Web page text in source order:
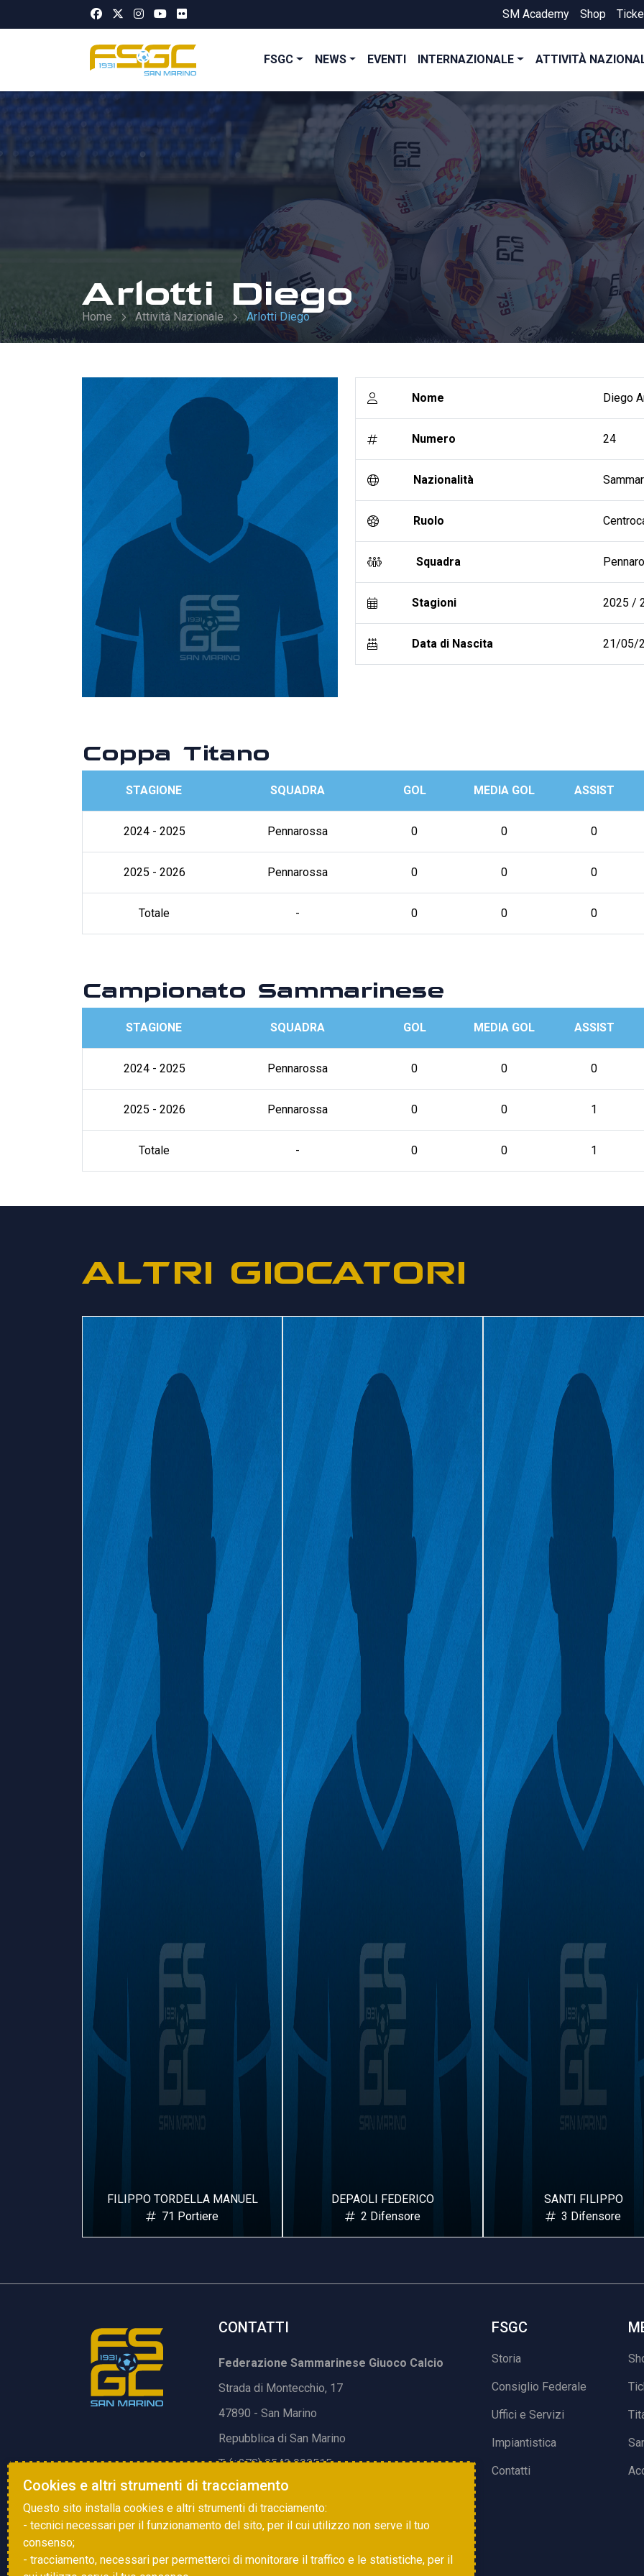
SM Academy Shop
FSGC NEWS EVENTI INTERNAZIONALE ATTIVITÀ
Arlotti Diego
Home Attività Nazionale Arlotti Diego
Nome Diego
Numero 24
Nazionalità
Ruolo
Squadra
Stagioni 2025 /
Data di Nascita 21/05/
Coppa Titano
STAGIONE SQUADRA GOL MEDIA GOL ASSIST
2024 - 2025 Pennarossa 0 0 0
2025 - 2026 Pennarossa 0 0 0
Totale - 0 0 0
Campionato Sammarinese
STAGIONE SQUADRA GOL MEDIA GOL ASSIST
2024 - 2025 Pennarossa 0 0 0
2025 - 2026 Pennarossa 0 0 1
Totale - 0 0 1
ALTRI GIOCATORI
FILIPPO TORDELLA MANUEL
71 Portiere
DEPAOLI FEDERICO
2 Difensore
SANTI FILIPPO
3 Difensore
CONTATTI
Federazione Sammarinese Giuoco Calcio
Strada di Montecchio, 17
47890 - San Marino
Repubblica di San Marino
T. (+378) 0549 990515
E.info@fsgc.sm
FSGC
Storia
Consiglio Federale
Uffici e Servizi
Impiantistica
Contatti
Cookies e altri strumenti di tracciamento
Questo sito installa cookies e altri strumenti di tracciamento:
- tecnici necessari per il funzionamento del sito, per il cui utilizzo non serve il tuo
consenso;
- tracciamento, necessari per permetterci di monitorare il traffico e le statistiche, per il